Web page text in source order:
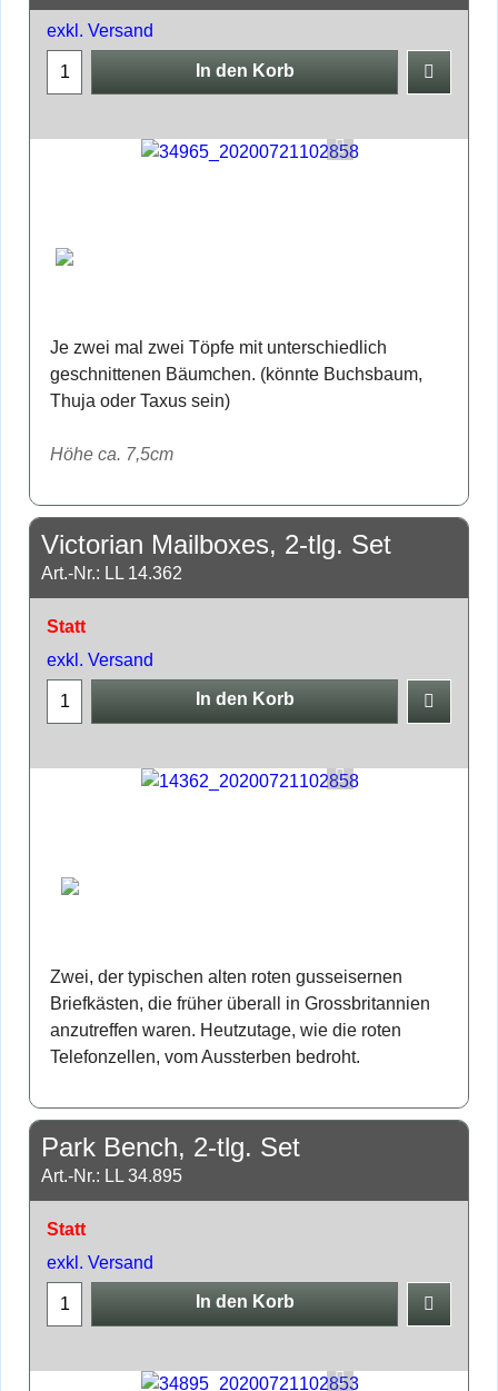
exkl. Versand
In den Korb
Je zwei mal zwei Töpfe mit unterschiedlich
geschnittenen Bäumchen. (könnte Buchsbaum,
Thuja oder Taxus sein)
Höhe ca. 7,5cm
Victorian Mailboxes, 2-tlg. Set
Art.-Nr.: LL 14.362
Statt
exkl. Versand
In den Korb
Zwei, der typischen alten roten gusseisernen
Briefkästen, die früher überall in Grossbritannien
anzutreffen waren. Heutzutage, wie die roten
Telefonzellen, vom Aussterben bedroht.
Park Bench, 2-tlg. Set
Art.-Nr.: LL 34.895
Statt
exkl. Versand
In den Korb